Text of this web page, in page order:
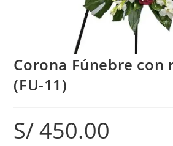
Corona Fúnebre con
(FU-11)
S/450.00